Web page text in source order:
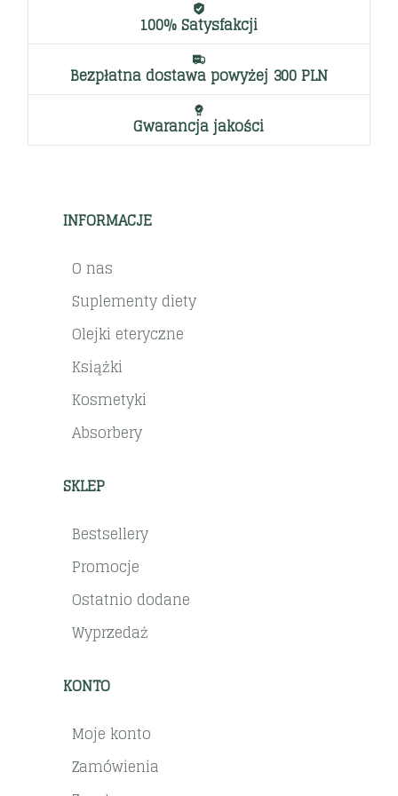
100% Satysfakcji
Bezpłatna dostawa powyżej 300 PLN
Gwarancja jakości
INFORMACJE
O nas
Suplementy diety
Olejki eteryczne
Książki
Kosmetyki
Absorbery
SKLEP
Bestsellery
Promocje
Ostatnio dodane
Wyprzedaż
KONTO
Moje konto
Zamówienia